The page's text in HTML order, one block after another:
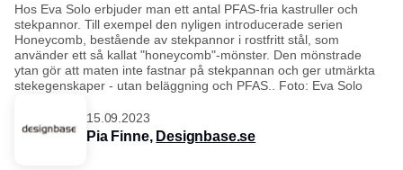
Hos Eva Solo erbjuder man ett antal PFAS-fria kastruller och
stekpannor. Till exempel den nyligen introducerade serien
Honeycomb, bestående av stekpannor i rostfritt stål, som
använder ett så kallat "honeycomb"-mönster. Den mönstrade
ytan gör att maten inte fastnar på stekpannan och ger utmärkta
stekegenskaper - utan beläggning och PFAS.. Foto: Eva Solo
15.09.2023
Pia Finne, Designbase.se